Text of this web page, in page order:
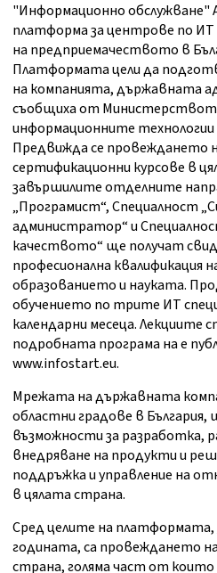
"Информационно обслужване"
платформа за центрове по
на предприемачеството в
Платформата цели да
на компанията, държавната
съобщиха от
информационните
Предвижда се провеждането
сертификационни курсове в
завършилите отделните
„Програмист“, Специалност
администратор“ и
качеството“ ще получат
професионална
образованието и науката.
обучението по трите ИТ
календарни месеца. Лекциите
подробната програма на е
www.infostart.eu.
Мрежата на държавната
областни градове в България,
възможности за разработка,
внедряване на продукти и
поддръжка и управление на
в цялата страна.
Сред целите на платформата,
годината, са провеждането
страна, голяма част от